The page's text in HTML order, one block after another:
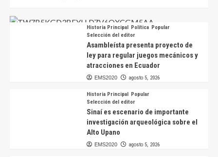
Historia Principal Política Popular
Selección del editor
Asambleísta presenta proyecto de
ley para regular juegos mecánicos y
atracciones en Ecuador
EMS2020 agosto 5, 2026
Historia Principal Popular
Selección del editor
Sinaí es escenario de importante
investigación arqueológica sobre el
Alto Upano
EMS2020 agosto 5, 2026